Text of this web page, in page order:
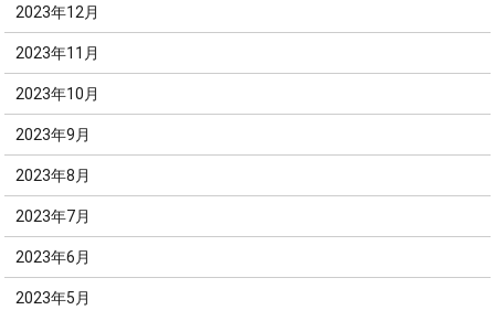
2023年12月
2023年11月
2023年10月
2023年9月
2023年8月
2023年7月
2023年6月
2023年5月